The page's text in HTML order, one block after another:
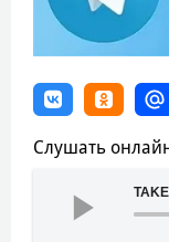
Слушать